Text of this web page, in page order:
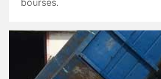
bourses.